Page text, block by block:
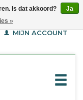
(€--,-
MIJN ACCOUNT
Is dat akkoord?
Ja
»